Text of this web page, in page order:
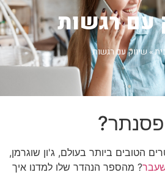
עם רגשות
» שיווק עם רגשות
פסנתר?
הטובים ביותר בעולם, ג'ון שוגרמן,
? מהספר הנהדר שלו למדנו איך